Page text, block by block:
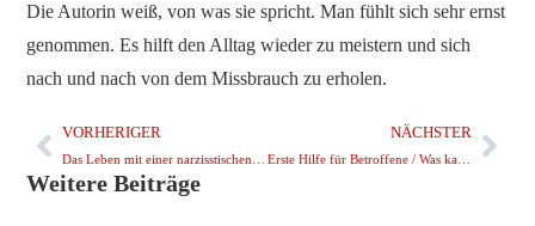
Die Autorin weiß, von was sie spricht. Man fühlt sich sehr ernst
genommen. Es hilft den Alltag wieder zu meistern und sich
nach und nach von dem Missbrauch zu erholen.
VORHERIGER NÄCHSTER
Erste Hilfe für Betroffene / Was kann ich tun?
Weitere Beiträge